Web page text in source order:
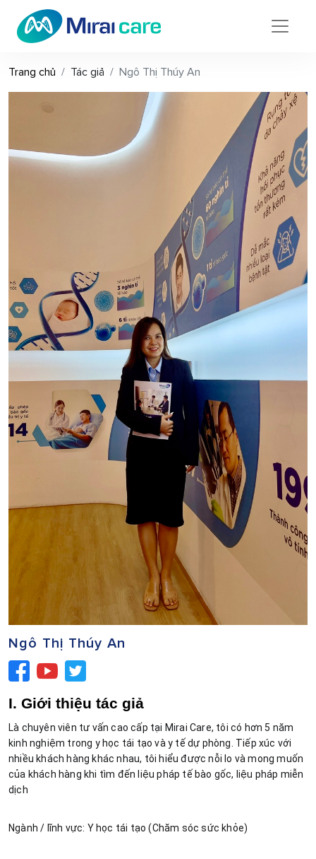
Trang chủ Tác giả Ngô Thị Thúy An
Ngô Thị Thúy An
I. Giới thiệu tác giả
Là chuyên viên tư vấn cao cấp tại Mirai Care, tôi có hơn 5 năm
kinh nghiệm trong y học tái tạo và y tế dự phòng. Tiếp xúc với
nhiều khách hàng khác nhau, tôi hiểu được nỗi lo và mong muốn
của khách hàng khi tìm đến liệu pháp tế bào gốc, liệu pháp miễn
dịch
Ngành / lĩnh vực: Y học tái tạo (Chăm sóc sức khỏe)